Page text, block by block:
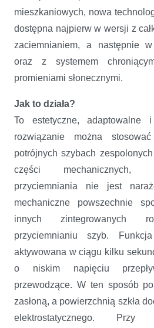
mieszkaniowych, nowa
dostępna najpierw w wersji z
zaciemnianiem, a następnie
oraz z systemem
promieniami słonecznymi.
Jak to działa?
To estetyczne, adaptowalne
rozwiązanie można
potrójnych szybach
części mechanicznych,
przyciemniania nie jest
mechaniczne powszechnie
innych zintegrowanych
przyciemnianiu szyb.
aktywowana w ciągu kilku
o niskim napięciu
przewodzące. W ten sposób
zasłoną, a powierzchnią szkła
elektrostatycznego. Przy